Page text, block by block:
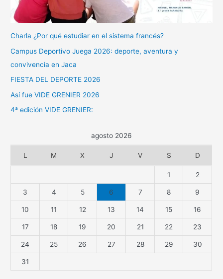
Charla ¿Por qué estudiar en el sistema francés?
Campus Deportivo Juega 2026: deporte, aventura y
convivencia en Jaca
FIESTA DEL DEPORTE 2026
Así fue VIDE GRENIER 2026
4ª edición VIDE GRENIER:
agosto 2026
L M X J V S D
1 2
3 4 5 6 7 8 9
10 11 12 13 14 15 16
17 18 19 20 21 22 23
24 25 26 27 28 29 30
31